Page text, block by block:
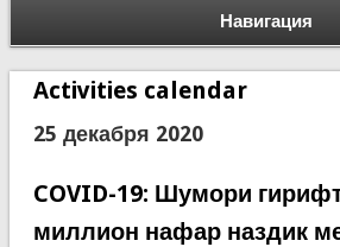
Навигация
Activities calendar
25 декабря 2020
COVID-19: Шумори
миллион нафар наздик